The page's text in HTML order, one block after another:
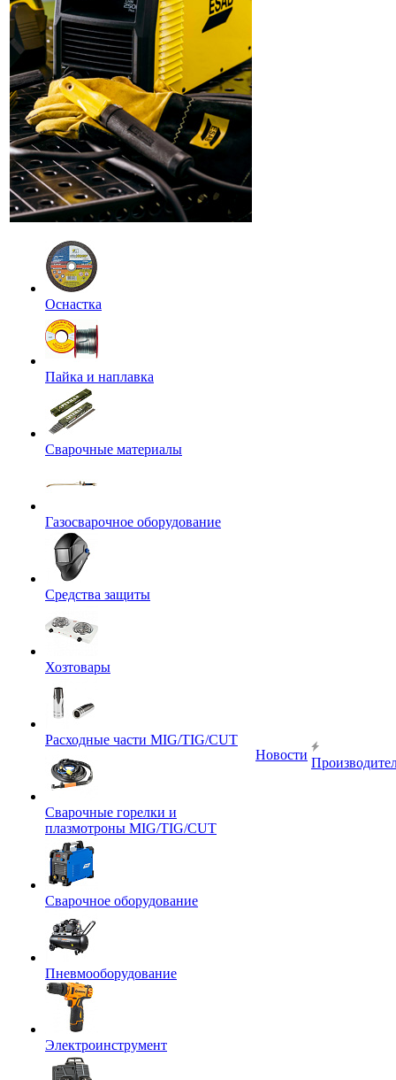
Оснастка
Пайка и наплавка
Сварочные материалы
Газосварочное оборудование
Средства защиты
Хозтовары
Расходные части MIG/TIG/CUT
Сварочные горелки и
плазмотроны MIG/TIG/CUT
Сварочное оборудование
Пневмооборудование
Электроинструмент
Новости